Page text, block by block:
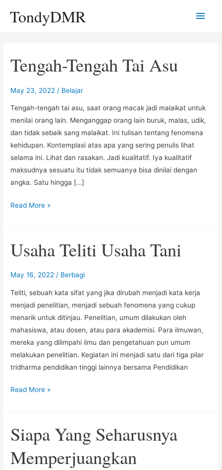
TondyDMR
Main
Tengah-Tengah Tai Asu
May 23, 2022 / Belajar
Tengah-tengah tai asu, saat orang macak jadi malaikat untuk
menilai orang lain. Menganggap orang lain buruk, malas, udik,
dan tidak sebaik sang malaikat. Ini tulisan tentang fenomena
kehidupan. Kontemplasi atas apa yang sering penulis lihat
selama ini. Lihat dan rasakan. Jadi kualitatif. Iya kualitatif
maksudnya sesuatu itu tidak semuanya bisa dinilai dengan
angka. Satu hingga […]
Tengah-
Read More »
Usaha Teliti Usaha Tani
May 16, 2022 / Berbagi
Teliti, sebuah kata sifat yang jika dirubah menjadi kata kerja
menjadi penelitian, menjadi sebuah fenomena yang cukup
menarik untuk ditinjau. Penelitian, umum dilakukan oleh
mahasiswa, atau dosen, atau para akademisi. Para ilmuwan,
mereka yang dilimpahi ilmu dan pengetahuan pun umum
melakukan penelitian. Kegiatan ini menjadi satu dari tiga pilar
tridharma pendidikan tinggi lainnya bersama Pendidikan
Usaha
Read More »
Siapa Yang Seharusnya
Memperjuangkan